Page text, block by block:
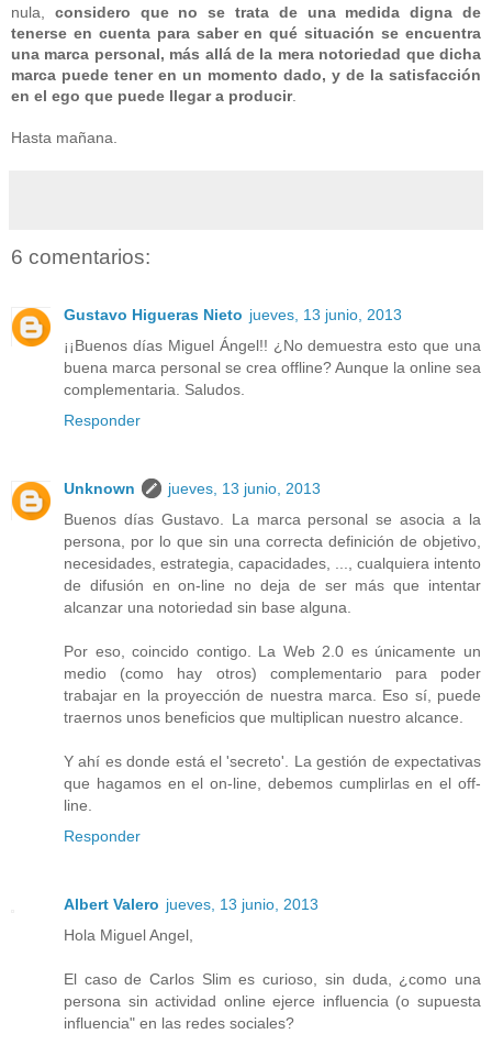
nula, considero que no se trata de una medida digna de
tenerse en cuenta para saber en qué situación se encuentra
una marca personal, más allá de la mera notoriedad que dicha
marca puede tener en un momento dado, y de la satisfacción
en el ego que puede llegar a producir.
Hasta mañana.
6 comentarios:
Gustavo Higueras Nieto jueves, 13 junio, 2013
¡¡Buenos días Miguel Ángel!! ¿No demuestra esto que una
buena marca personal se crea offline? Aunque la online sea
complementaria. Saludos.
Responder
Unknown
jueves, 13 junio, 2013
Buenos días Gustavo. La marca personal se asocia a la
persona, por lo que sin una correcta definición de objetivo,
necesidades, estrategia, capacidades, ..., cualquiera intento
de difusión en on-line no deja de ser más que intentar
alcanzar una notoriedad sin base alguna.
Por eso, coincido contigo. La Web 2.0 es únicamente un
medio (como hay otros) complementario para poder
trabajar en la proyección de nuestra marca. Eso sí, puede
traernos unos beneficios que multiplican nuestro alcance.
Y ahí es donde está el 'secreto'. La gestión de expectativas
que hagamos en el on-line, debemos cumplirlas en el off-
line.
Responder
Albert Valero jueves, 13 junio, 2013
Hola Miguel Angel,
El caso de Carlos Slim es curioso, sin duda, ¿como una
persona sin actividad online ejerce influencia (o supuesta
influencia" en las redes sociales?